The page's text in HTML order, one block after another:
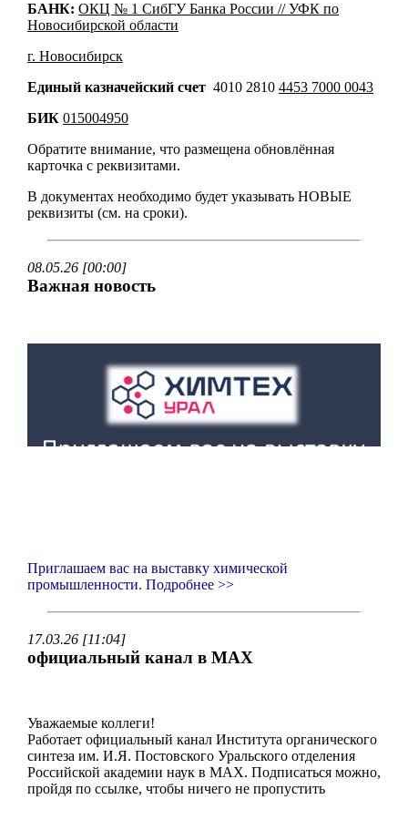
БАНК: ОКЦ № 1 СибГУ Банка России // УФК по
Новосибирской области
г. Новосибирск
Единый казначейский счет 4010 2810 4453 7000 0043
БИК 015004950
Обратите внимание, что размещена обновлённая
карточка с реквизитами.
В документах необходимо будет указывать НОВЫЕ
реквизиты (см. на сроки).
08.05.26 [00:00]
Важная новость
Приглашаем вас на выставку химической
промышленности. Подробнее >>
17.03.26 [11:04]
официальный канал в MAX
Уважаемые коллеги!
Работает официальный канал Института органического
синтеза им. И.Я. Постовского Уральского отделения
Российской академии наук в MAX. Подписаться можно,
пройдя по ссылке, чтобы ничего не пропустить